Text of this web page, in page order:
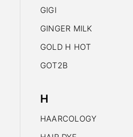
GIGI
GINGER MILK
GOLD H HOT
GOT2B
H
HAARCOLOGY